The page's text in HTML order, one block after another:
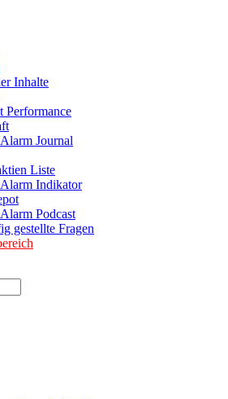
Inhalte
Performance
Journal
Liste
Indikator
Podcast
gestellte Fragen